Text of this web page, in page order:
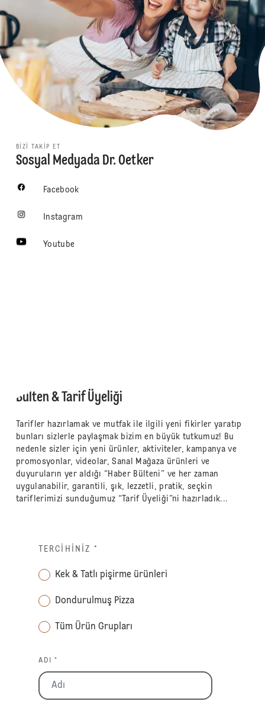
BIZI TAKIP ET
Sosyal Medyada Dr. Oetker
Facebook
Instagram
Youtube
Bülten & Tarif Üyeliği
Tarifler hazırlamak ve mutfak ile ilgili yeni fikirler yaratıp
bunları sizlerle paylaşmak bizim en büyük tutkumuz! Bu
nedenle sizler için yeni ürünler, aktiviteler, kampanya ve
promosyonlar, videolar, Sanal Mağaza ürünleri ve
duyuruların yer aldığı “Haber Bülteni” ve her zaman
uygulanabilir, garantili, şık, lezzetli, pratik, seçkin
tariflerimizi sunduğumuz “Tarif Üyeliği”ni hazırladık...
TERCIHINIZ *
Kek & Tatlı pişirme ürünleri
Dondurulmuş Pizza
Tüm Ürün Grupları
ADI *